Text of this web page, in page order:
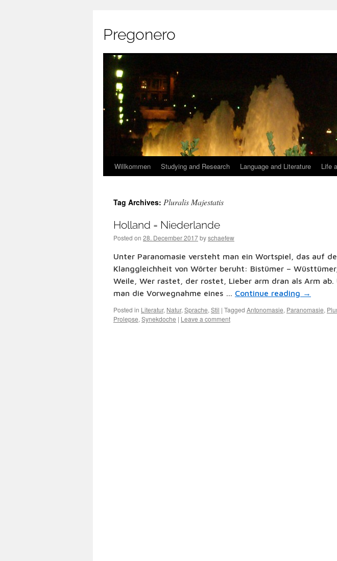
Pregonero
Skip
content
Willkommen Studying and Research Language and Literature Life
Tag Archives: Pluralis Majestatis
Holland = Niederlande
Posted on 28. December 2017byschaefew
Unter Paranomasie versteht man ein Wortspiel, das auf
Klanggleichheit von Wörter beruht: Bistümer –
Weile, Wer rastet, der rostet, Lieber arm dran als Arm ab.
man die Vorwegnahme eines … Continue reading →
Posted in Literatur, Natur, Sprache, Stil | Tagged Antonomasie, Paranomasie,
Prolepse, Synekdoche | Leave a comment